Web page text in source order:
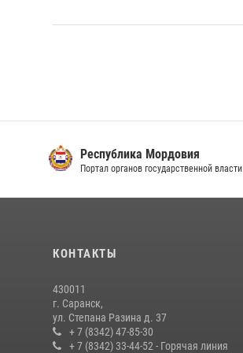
Республика Мордовия
Портал органов государственной власти
КОНТАКТЫ
430011
г. Саранск,
ул. Степана Разина д. 37
+ 7 (8342) 47-85-30
+ 7 (8342) 33-44-52 - Горячая линия